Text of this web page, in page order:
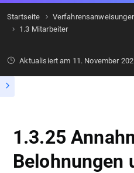
Startseite
1.3 Mitarbeiter
Aktualisiert am 11. November
1.3.25
Belohnungen